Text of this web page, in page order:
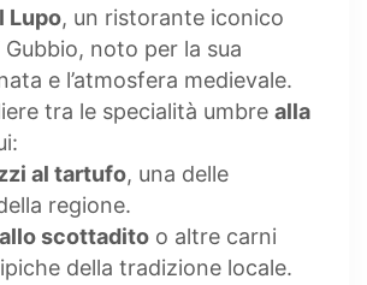
Lupo, un ristorante iconico
noto per la sua
e l’atmosfera medievale.
tra le specialità umbre alla
al tartufo, una delle
regione.
scottaditoo altre carni
della tradizione locale.